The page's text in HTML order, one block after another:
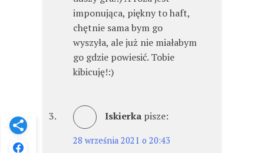
imponująca, piękny to haft,
chętnie sama bym go
wyszyła, ale już nie miałabym
go gdzie powiesić. Tobie
kibicuję!:)
Iskierka pisze:
28 września 2021 o 20:43